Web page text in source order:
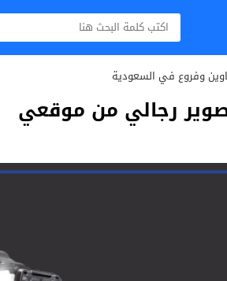
وفروع في السعودية
رجالي من موقعي